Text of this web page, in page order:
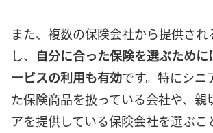
また、複数の保険会社から提供さ
し、 自分に合った保険を選ぶため
ービスの利用も有効です。特にシニ
た保険商品を扱っている会社や、親
アを提供している保険会社を選ぶこ